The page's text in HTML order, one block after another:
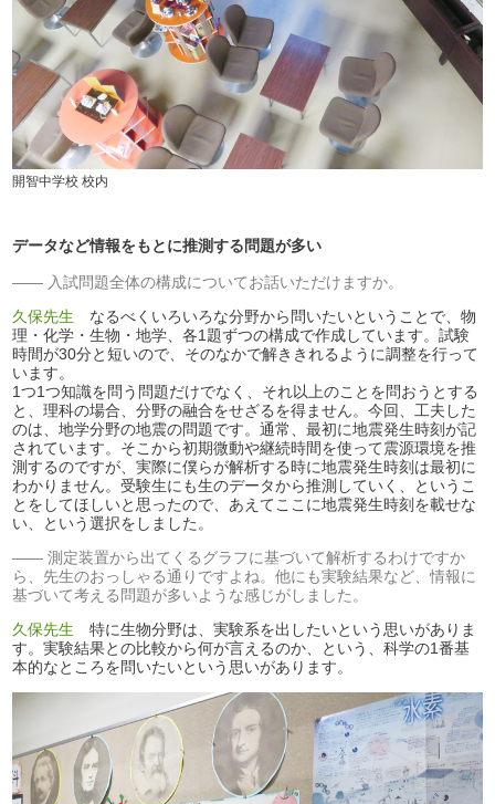
開智中学校 校内
データなど情報をもとに推測する問題が多い
入試問題全体の構成についてお話いただけますか。
久保先生 なるべくいろいろな分野から問いたいということで、物
理・化学・生物・地学、各1題ずつの構成で作成しています。試験
時間が30分と短いので、そのなかで解ききれるように調整を行って
います。
1つ1つ知識を問う問題だけでなく、それ以上のことを問おうとする
と、理科の場合、分野の融合をせざるを得ません。今回、工夫した
のは、地学分野の地震の問題です。通常、最初に地震発生時刻が記
されています。そこから初期微動や継続時間を使って震源環境を推
測するのですが、実際に僕らが解析する時に地震発生時刻は最初に
わかりません。受験生にも生のデータから推測していく、というこ
とをしてほしいと思ったので、あえてここに地震発生時刻を載せな
い、という選択をしました。
測定装置から出てくるグラフに基づいて解析するわけですか
ら、先生のおっしゃる通りですよね。他にも実験結果など、情報に
基づいて考える問題が多いような感じがしました。
久保先生 特に生物分野は、実験系を出したいという思いがありま
す。実験結果との比較から何が言えるのか、という、科学の1番基
本的なところを問いたいという思いがあります。